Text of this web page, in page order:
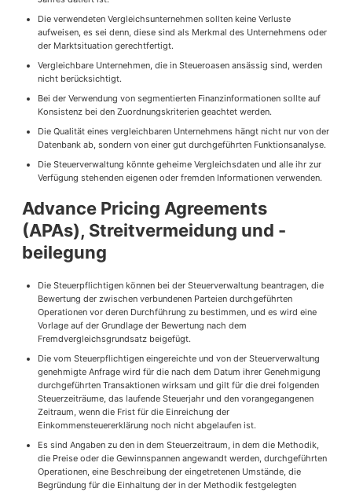
Die verwendeten Vergleichsunternehmen sollten keine Verluste
aufweisen, es sei denn, diese sind als Merkmal des Unternehmens oder
der Marktsituation gerechtfertigt.
Vergleichbare Unternehmen, die in Steueroasen ansässig sind, werden
nicht berücksichtigt.
Bei der Verwendung von segmentierten Finanzinformationen sollte auf
Konsistenz bei den Zuordnungskriterien geachtet werden.
Die Qualität eines vergleichbaren Unternehmens hängt nicht nur von der
Datenbank ab, sondern von einer gut durchgeführten Funktionsanalyse.
Die Steuerverwaltung könnte geheime Vergleichsdaten und alle ihr zur
Verfügung stehenden eigenen oder fremden Informationen verwenden.
Advance Pricing Agreements
(APAs), Streitvermeidung und -
beilegung
Die Steuerpflichtigen können bei der Steuerverwaltung beantragen, die
Bewertung der zwischen verbundenen Parteien durchgeführten
Operationen vor deren Durchführung zu bestimmen, und es wird eine
Vorlage auf der Grundlage der Bewertung nach dem
Fremdvergleichsgrundsatz beigefügt.
Die vom Steuerpflichtigen eingereichte und von der Steuerverwaltung
genehmigte Anfrage wird für die nach dem Datum ihrer Genehmigung
durchgeführten Transaktionen wirksam und gilt für die drei folgenden
Steuerzeiträume, das laufende Steuerjahr und den vorangegangenen
Zeitraum, wenn die Frist für die Einreichung der
Einkommensteuererklärung noch nicht abgelaufen ist.
Es sind Angaben zu den in dem Steuerzeitraum, in dem die Methodik,
die Preise oder die Gewinnspannen angewandt werden, durchgeführten
Operationen, eine Beschreibung der eingetretenen Umstände, die
Begründung für die Einhaltung der in der Methodik festgelegten